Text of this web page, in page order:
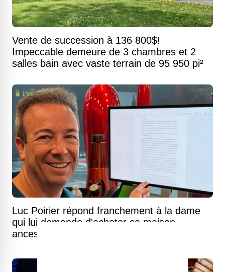
Vente de succession à 136 800$!
Impeccable demeure de 3 chambres et 2
salles bain avec vaste terrain de 95 950 pi²
Luc Poirier répond franchement à la dame
qui lui demande d'acheter sa maison
ancestrale